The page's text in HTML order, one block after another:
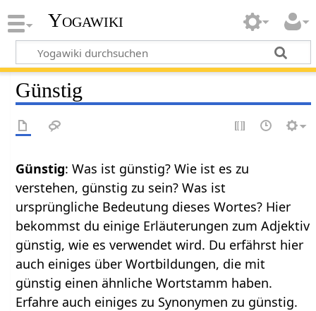
Yogawiki
Günstig
Günstig: Was ist günstig? Wie ist es zu
verstehen, günstig zu sein? Was ist
ursprüngliche Bedeutung dieses Wortes? Hier
bekommst du einige Erläuterungen zum Adjektiv
günstig, wie es verwendet wird. Du erfährst hier
auch einiges über Wortbildungen, die mit
günstig einen ähnliche Wortstamm haben.
Erfahre auch einiges zu Synonymen zu günstig.